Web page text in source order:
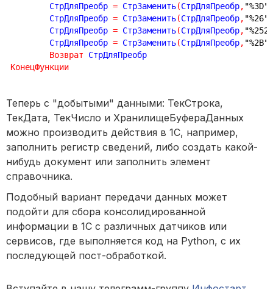
	СтрДляПреобр
= СтрЗаменить(СтрДляПреобр, "%3D"
	СтрДляПреобр
= СтрЗаменить(СтрДляПреобр, "%26"
	СтрДляПреобр
= СтрЗаменить(СтрДляПреобр,
	СтрДляПреобр
= СтрЗаменить(СтрДляПреобр, "%2B"
Возврат
КонецФункции
Теперь с "добытыми" данными: ТекСтрока,
ТекДата, ТекЧисло и ХранилищеБуфераДанных
можно производить действия в 1С, например,
заполнить регистр сведений, либо создать какой-
нибудь документ или заполнить элемент
справочника.
Подобный вариант передачи данных может
подойти для сбора консолидированной
информации в 1С с различных датчиков или
сервисов, где выполняется код на Python, с их
последующей пост-обработкой.